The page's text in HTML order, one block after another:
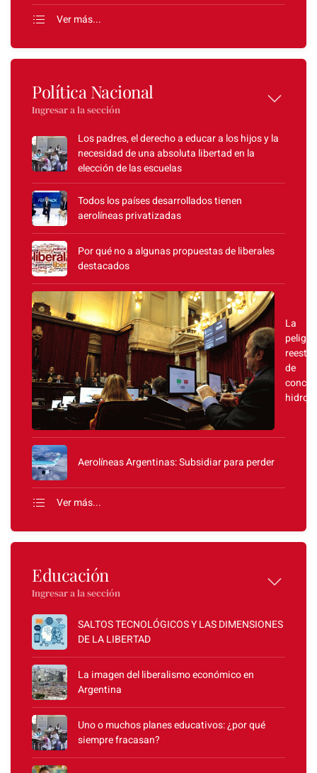
Ver más...
Política Nacional
Ingresar a la sección
Los padres, el derecho a educar a los hijos y la
necesidad de una absoluta libertad en la
elección de las escuelas
Todos los países desarrollados tienen
aerolíneas privatizadas
Por qué no a algunas propuestas de liberales
destacados
La
de
Aerolíneas Argentinas: Subsidiar para perder
Ver más...
Educación
Ingresar a la sección
SALTOS TECNOLÓGICOS Y LAS DIMENSIONES
DE LA LIBERTAD
La imagen del liberalismo económico en
Argentina
Uno o muchos planes educativos: ¿por qué
siempre fracasan?